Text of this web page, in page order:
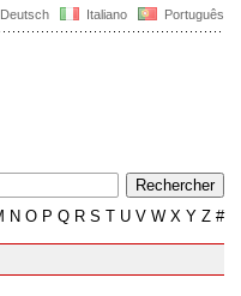
Deutsch Italiano Português
N O P Q R S T U V W X Y Z #